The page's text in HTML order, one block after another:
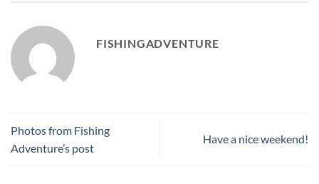
FISHINGADVENTURE
Photos from Fishing
Adventure’s post
Have a nice weekend!